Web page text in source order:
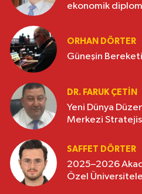
ekonomik
ORHAN DÖRTER
Güneşin
DR. FARUK ÇETİN
Yeni Dünya
Merkezi
SAFFET DÖRTER
2025–2026
Özel